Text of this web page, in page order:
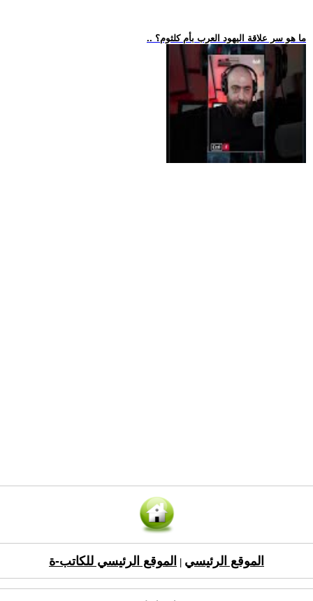
.. ما هو سر علاقة اليهود العرب بأم كلثوم؟
الموقع الرئيسي الموقع الرئيسي للكاتب-ة